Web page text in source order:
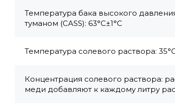
Температура бака высокого
туманом (CASS): 63°C±1°C
Температура солевого раствора:
Концентрация солевого раствора:
меди добавляют к каждому литру